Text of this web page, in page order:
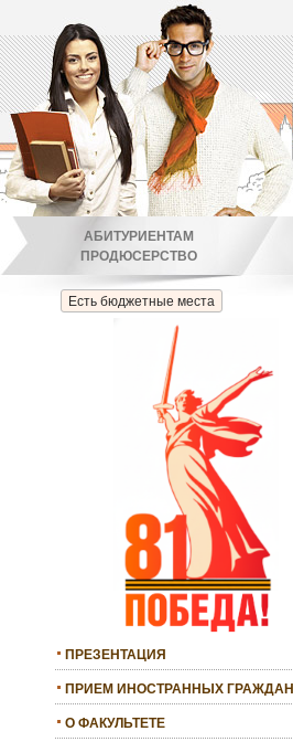
Есть бюджетные места
АБИТУРИЕНТАМ
ПРОДЮСЕРСТВО
ПРЕЗЕНТАЦИЯ
ПРИЕМ ИНОСТРАННЫХ ГРАЖДАН
О ФАКУЛЬТЕТЕ